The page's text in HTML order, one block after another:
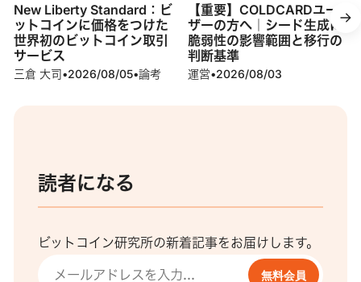
New Liberty Standard：ビ
ットコインに価格をつけた
世界初のビットコイン取引
サービス
三倉 大司•2026/08/05•論考
【重要】COLDCARDユー
ザーの方へ｜シード生成に
脆弱性の影響範囲と移行の
判断基準
運営•2026/08/03
読者になる
ビットコイン研究所の新着記事をお届けします。
無料会員